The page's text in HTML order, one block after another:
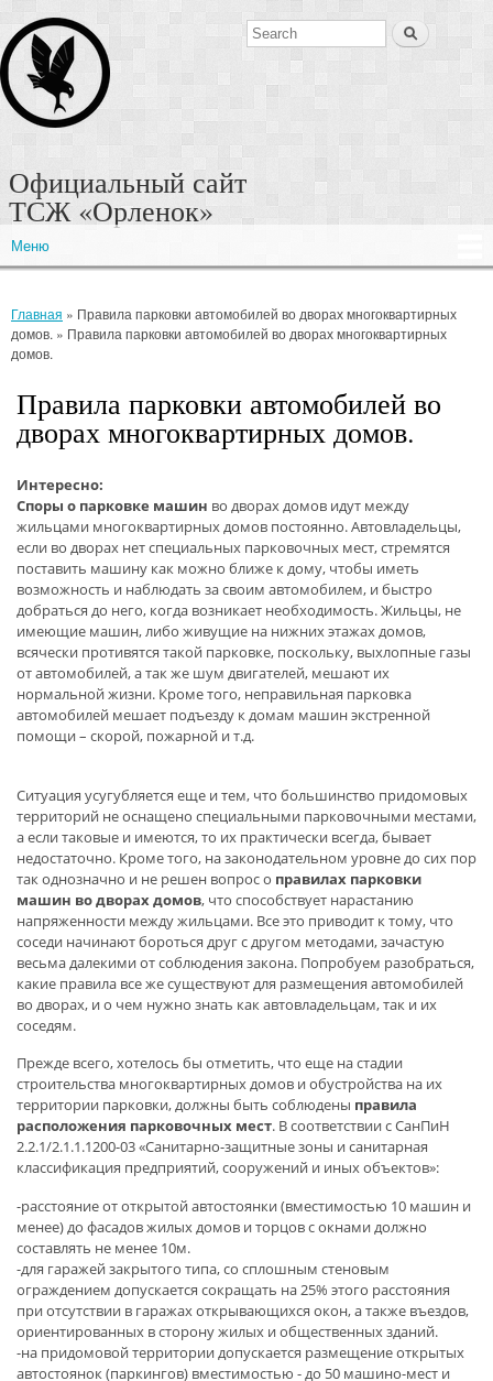
Официальный сайт
ТСЖ «Орленок»
Форма поиска
Поиск
Главное меню
Меню
Вы здесь
Главная » Правила парковки автомобилей во дворах многоквартирных
домов. » Правила парковки автомобилей во дворах многоквартирных
домов.
Правила парковки автомобилей во
дворах многоквартирных домов.
Интересно:
Споры о парковке машин во дворах домов идут между
жильцами многоквартирных домов постоянно. Автовладельцы,
если во дворах нет специальных парковочных мест, стремятся
поставить машину как можно ближе к дому, чтобы иметь
возможность и наблюдать за своим автомобилем, и быстро
добраться до него, когда возникает необходимость. Жильцы, не
имеющие машин, либо живущие на нижних этажах домов,
всячески противятся такой парковке, поскольку, выхлопные газы
от автомобилей, а так же шум двигателей, мешают их
нормальной жизни. Кроме того, неправильная парковка
автомобилей мешает подъезду к домам машин экстренной
помощи – скорой, пожарной и т.д.
Ситуация усугубляется еще и тем, что большинство придомовых
территорий не оснащено специальными парковочными местами,
а если таковые и имеются, то их практически всегда, бывает
недостаточно. Кроме того, на законодательном уровне до сих пор
так однозначно и не решен вопрос о правилах парковки
машин во дворах домов, что способствует нарастанию
напряженности между жильцами. Все это приводит к тому, что
соседи начинают бороться друг с другом методами, зачастую
весьма далекими от соблюдения закона. Попробуем разобраться,
какие правила все же существуют для размещения автомобилей
во дворах, и о чем нужно знать как автовладельцам, так и их
соседям.
Прежде всего, хотелось бы отметить, что еще на стадии
строительства многоквартирных домов и обустройства на их
территории парковки, должны быть соблюдены правила
расположения парковочных мест. В соответствии с СанПиН
2.2.1/2.1.1.1200-03 «Санитарно-защитные зоны и санитарная
классификация предприятий, сооружений и иных объектов»:
-расстояние от открытой автостоянки (вместимостью 10 машин и
менее) до фасадов жилых домов и торцов с окнами должно
составлять не менее 10м.
-для гаражей закрытого типа, со сплошным стеновым
ограждением допускается сокращать на 25% этого расстояния
при отсутствии в гаражах открывающихся окон, а также въездов,
ориентированных в сторону жилых и общественных зданий.
-на придомовой территории допускается размещение открытых
автостоянок (паркингов) вместимостью - до 50 машино-мест и